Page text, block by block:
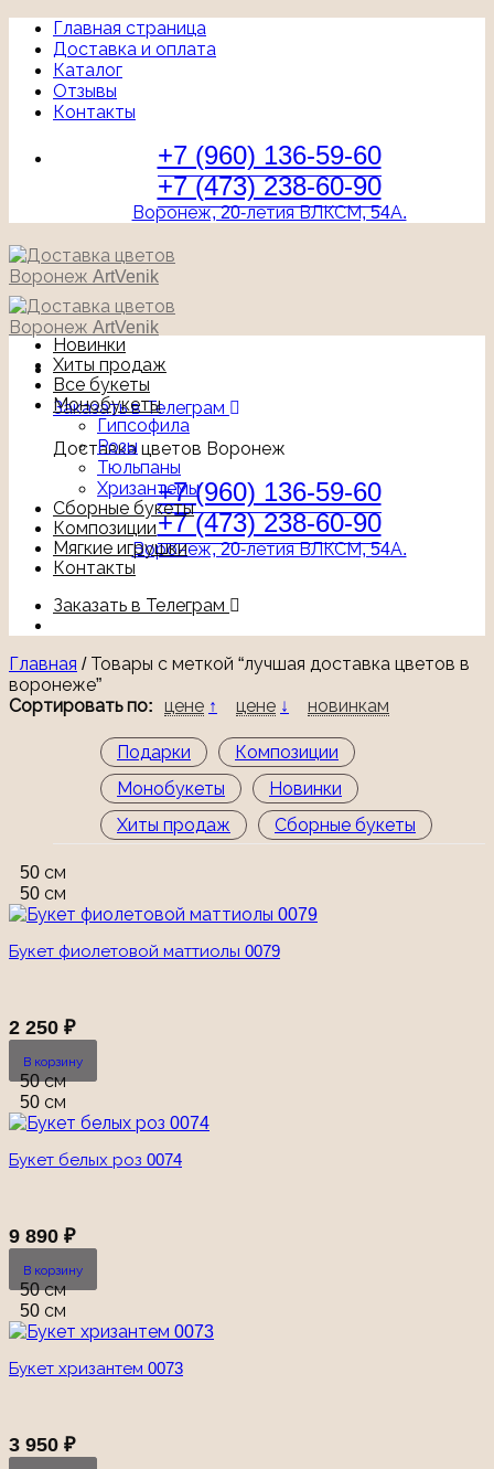
Главная страница
Доставка и оплата
Каталог
Отзывы
Контакты
+7 (960) 136-59-60
+7 (473) 238-60-90
Воронеж, 20-летия ВЛКСМ, 54А.
Заказать в Телеграм
Доставка цветов Воронеж
+7 (960) 136-59-60
+7 (473) 238-60-90
Воронеж, 20-летия ВЛКСМ, 54А.
Новинки
Хиты продаж
Все букеты
Монобукеты
Гипсофила
Розы
Тюльпаны
Хризантемы
Сборные букеты
Композиции
Мягкие игрушки
Контакты
Заказать в Телеграм
Главная /Товары с меткой “лучшая доставка цветов в
воронеже”
Сортировать по:
цене ↑ цене ↓ новинкам
Подарки
Композиции
Монобукеты
Новинки
Хиты продаж
Сборные букеты
50 см
50 см
Букет фиолетовой маттиолы 0079
2 250 ₽
В корзину
50 см
50 см
Букет белых роз 0074
9 890 ₽
В корзину
50 см
50 см
Букет хризантем 0073
3 950 ₽